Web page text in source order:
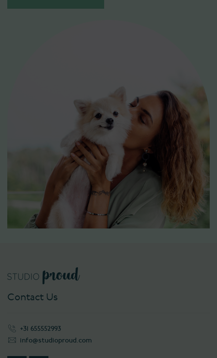
Contact Us
+31 655552993
info@studioproud.com